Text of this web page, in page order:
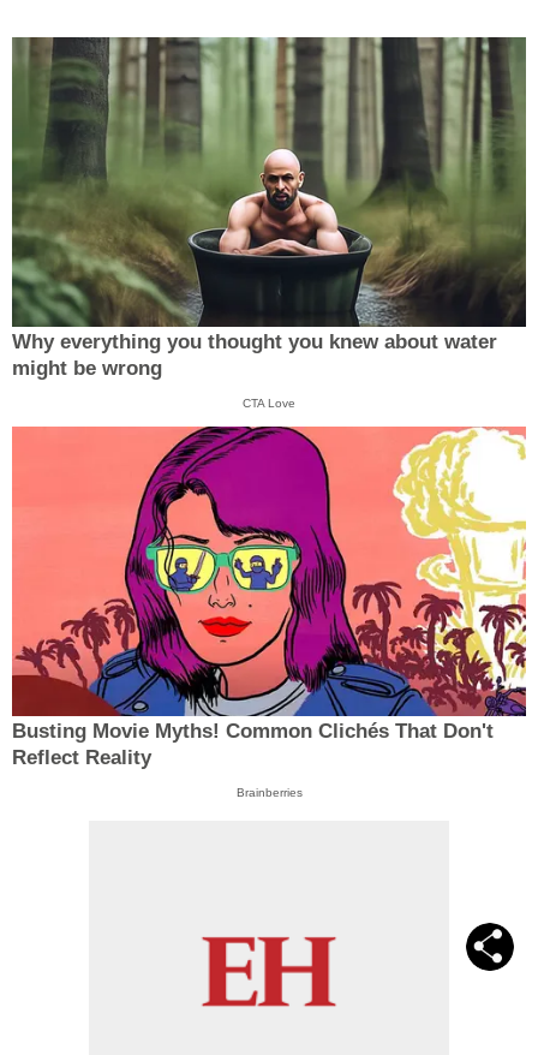
Why everything you thought you knew about water
might be wrong
CTA Love
Busting Movie Myths! Common Clichés That Don't
Reflect Reality
Brainberries